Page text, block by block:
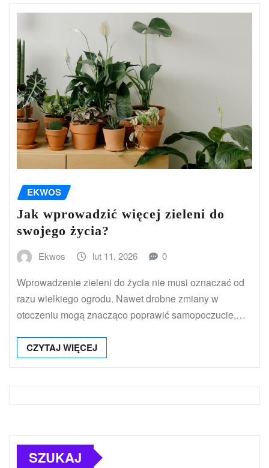
EKWOS
Jak wprowadzić więcej zieleni do
swojego życia?
Ekwos lut 11, 2026 0
Wprowadzenie zieleni do życia nie musi oznaczać od
razu wielkiego ogrodu. Nawet drobne zmiany w
otoczeniu mogą znacząco poprawić samopoczucie,…
CZYTAJ WIĘCEJ
SZUKAJ